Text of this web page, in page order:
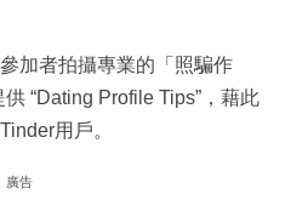
加者拍攝專業的「照騙作
“Dating Profile Tips”，藉此
用戶。
廣告